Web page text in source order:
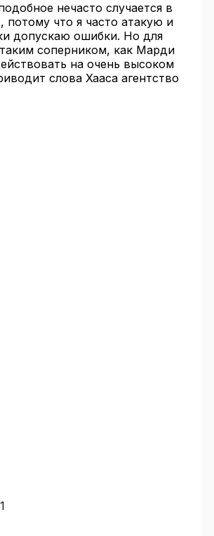
нечасто случается в
потому что я часто атакую и
допускаю ошибки. Но для
соперником, как Марди
на очень высоком
слова Хааса агентство